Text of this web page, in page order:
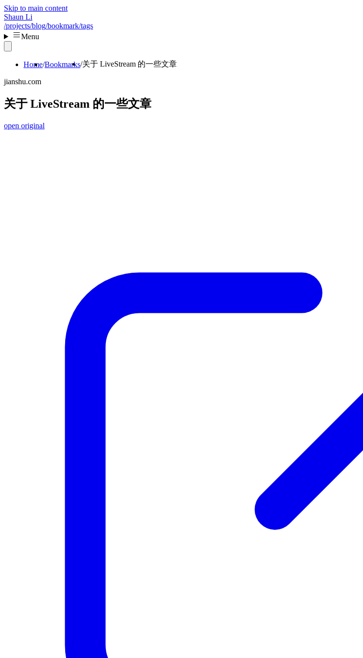
Skip to main content
Shaun Li
/projects/blog/bookmark/tags
Menu
Home Bookmarks 关于 LiveStream 的一些文章
jianshu.com
关于 LiveStream 的一些文章
open original